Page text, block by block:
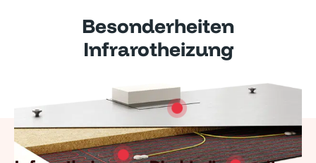
Besonderheiten
Infrarotheizung